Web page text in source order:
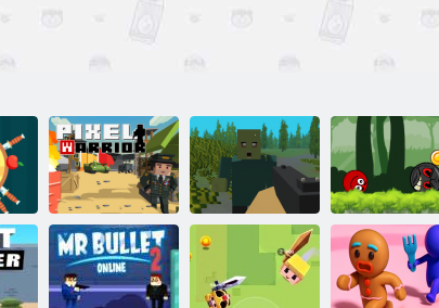
Pixel -Krieger Pixelüberleben
Ball Hero
Adventure:
Roter Schlagball